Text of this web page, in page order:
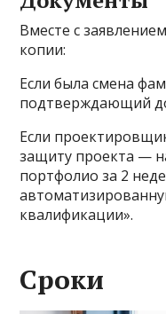
Вместе с
копии:
Если была смена
подтверждающий
Если
защиту проекта —
портфолио за 2
квалификации».
Сроки